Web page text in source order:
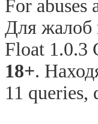
For abuses
Для жалоб
Float 1.0.3
18+.
11 queries,